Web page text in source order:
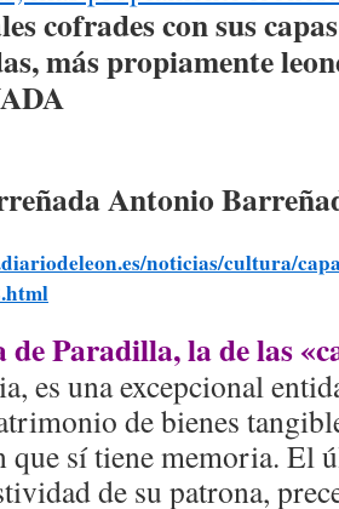
cofrades con sus
más propiamente
Antonio
noticias/cultura/
Paradilla, la de las
es una excepcional
de bienes
que sí tiene memoria. El
de su patrona,